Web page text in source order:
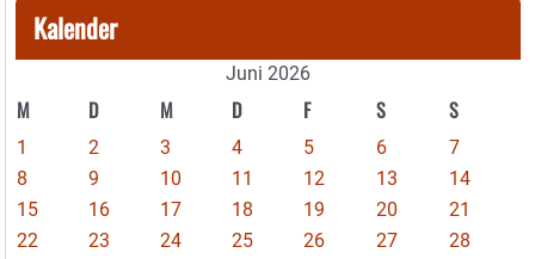
Kalender
Juni 2026
M D M D F S S
1 2 3 4 5 6
7
8
9 10 11 12 13
14
15
16 17 18 19 20
21
22
23 24 25 26 27
28